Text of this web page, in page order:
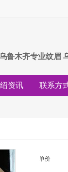
鲁木齐专业纹眉
资讯 联系方
单价